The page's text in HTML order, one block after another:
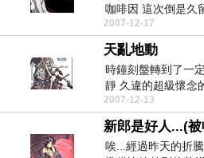
咖啡因 這次倒是久
睡眠作...
2007-12-17
天亂地動
時鐘刻盤轉到了一
靜 久違的超級懷念
2007-12-13
新郎是好人...(
唉...經過昨天的折